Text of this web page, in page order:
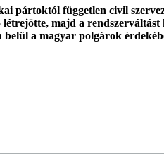
pártoktól független civil
majd a
a magyar polgárok